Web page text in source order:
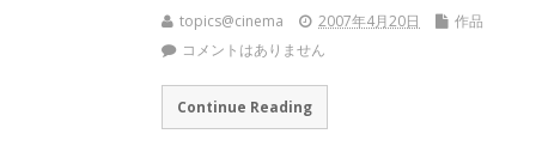
topics@cinema 2007年4月20日
作品
コメントはありません
Continue Reading